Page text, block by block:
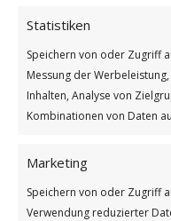
Statistiken
Speichern von oder Zugriff
Messung der
Inhalten, Analyse von
Kombinationen von Daten
Marketing
Speichern von oder Zugriff
Verwendung reduzierter
23. MAI 2025 / 0